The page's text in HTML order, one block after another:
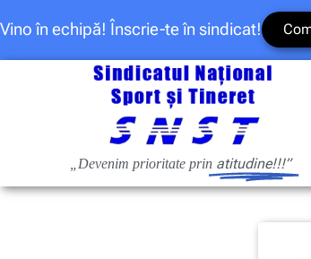
Vino în echipă! Înscrie-te în sindicat!
„Devenim prioritate prin atitudine!!!”